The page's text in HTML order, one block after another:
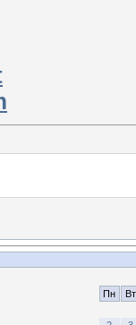
Пн Вт